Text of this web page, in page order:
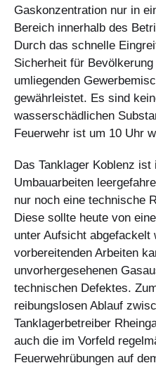
Gaskonzentration nur in
Bereich innerhalb des
Durch das schnelle
Sicherheit für
umliegenden
gewährleistet. Es sind
wasserschädlichen
Feuerwehr ist um 10 Uhr
Das Tanklager Koblenz
Umbauarbeiten
nur noch eine technische
Diese sollte heute von
unter Aufsicht abgefackelt
vorbereitenden Arbeiten
unvorhergesehenen
technischen Defektes.
reibungslosen Ablauf
Tanklagerbetreiber
auch die im Vorfeld
Feuerwehrübungen auf